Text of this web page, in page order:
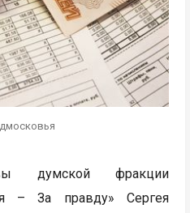
думской фракции
– За правду» Сергея